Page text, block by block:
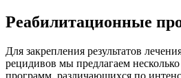
Реабилитационные
Для закрепления результатов
рецидивов мы предлагаем